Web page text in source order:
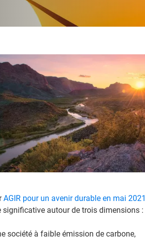
AGIR pour un avenir durable en mai 2021
autour de trois dimensions :
société à faible émission de carbone,